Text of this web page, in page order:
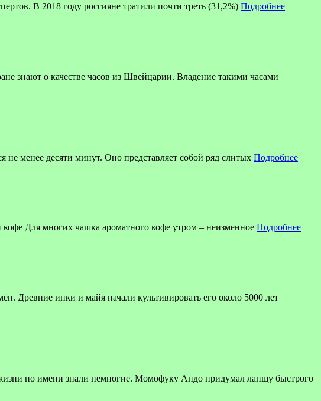
В 2018 году россияне тратили почти треть (31,2%) Подробнее
о качестве часов из Швейцарии. Владение такими часами
менее десяти минут. Оно представляет собой ряд слитых Подробнее
Для многих чашка ароматного кофе утром – неизменное Подробнее
Древние инки и майя начали культивировать его около 5000 лет
по имени знали немногие. Момофуку Андо придумал лапшу быстрого